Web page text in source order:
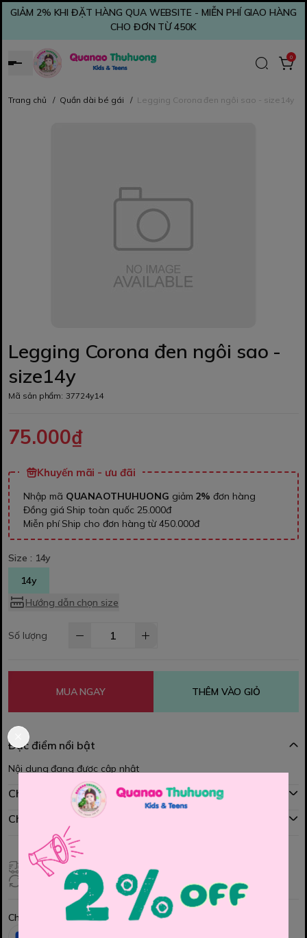
GIẢM 2% KHI ĐẶT HÀNG QUA WEBSITE - MIỄN PHÍ GIAO HÀNG
CHO ĐƠN TỪ 450K
0
Trang chủ / Quần dài bé gái / Legging Corona đen ngôi sao - size14y
Legging Corona đen ngôi sao -
size14y
Mã sản phẩm: 37724y14
75.000₫
Khuyến mãi - ưu đãi
Nhập mã QUANAOTHUHUONG giảm 2% đơn hàng
Đồng giá Ship toàn quốc 25.000đ
Miễn phí Ship cho đơn hàng từ 450.000đ
Size : 14y
14y
Hướng dẫn chọn size
Số lượng
MUA NGAY THÊM VÀO GIỎ
Đặc điểm nổi bật
Nội dung đang được cập nhật
Chính sách mua hàng
Chính sách đổi hàng
Giao hàng toàn quốc
Đổi hàng 3 ngày (HCM), 7 ngày (Tỉnh)
Chia sẻ